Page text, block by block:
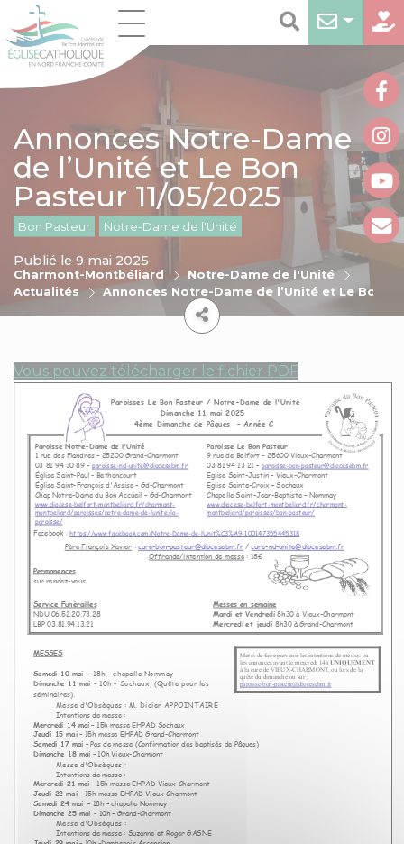
Annonces Notre-Dame
de l’Unité et Le Bon
Pasteur 11/05/2025
Bon Pasteur Notre-Dame de l'Unité
Charmont-Montbéliard
Notre-Dame de l'Unité
Actualités
Annonces Notre-Dame de l’Unité et Le Bon
Publié le 9 mai 2025
Vous pouvez télécharger le fichier PDF